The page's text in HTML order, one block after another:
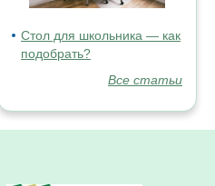
Стол для школьника — как
подобрать?
Все статьи